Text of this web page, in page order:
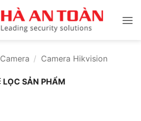
Camera / Camera Hikvision
LỌC SẢN PHẨM